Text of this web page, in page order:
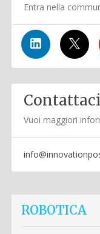
Entra nella
Contattaci
Vuoi maggiori
ROBOTICA